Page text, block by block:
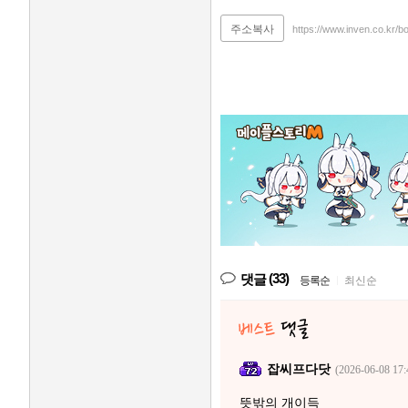
주소복사 https://www.inven.co.kr/
댓글(33) 등록순 최신순
잡씨프다닷 (2026-06-08
뜻밖의 개이득